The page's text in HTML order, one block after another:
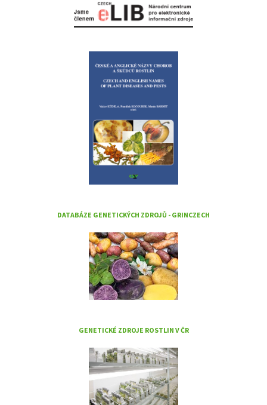
DATABÁZE GENETICKÝCH ZDROJŮ - GRINCZECH
GENETICKÉ ZDROJE ROSTLIN V ČR